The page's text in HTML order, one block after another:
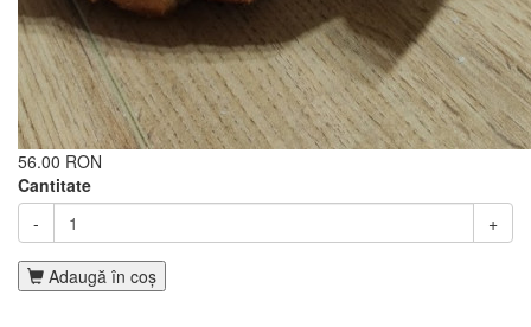
56.00 RON
Cantitate
-
+
Adaugă în coş